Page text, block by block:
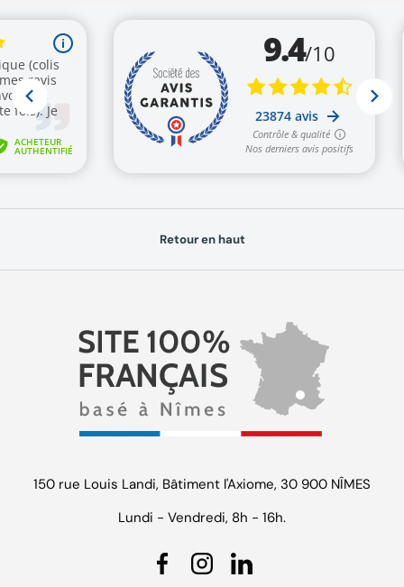
Retour en haut
150 rue Louis Landi, Bâtiment l'Axiome, 30 900 NÎMES
Lundi - Vendredi, 8h - 16h.
FacebookInstagramLinkedin